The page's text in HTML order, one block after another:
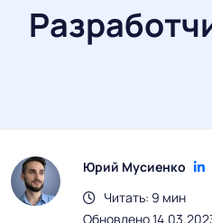
Юрий Мусиенко
Читать: 9 мин
Обновлено